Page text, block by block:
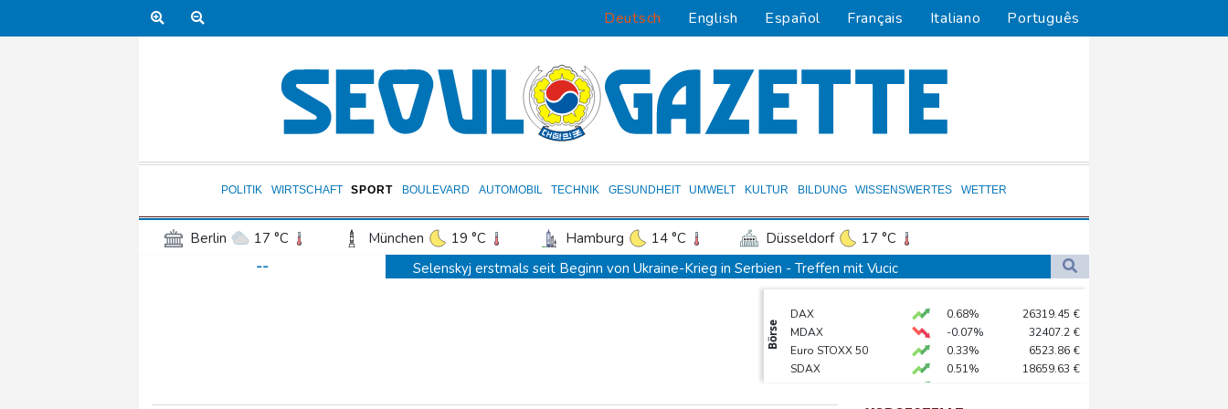
Deutsch English Español Français Italiano Português
POLITIK WIRTSCHAFT SPORT BOULEVARD AUTOMOBIL TECHNIK GESUNDHEIT UMWELT KULTUR BILDUNG WISSENSWERTES WETTER
Berlin 17 °C München 19 °C Hamburg 14 °C Düsseldorf
17 °C
Frankfurt am Main
Potsdam 17 °C Leipzig 17 °C Dortmund
Bremen
Wien
--
Selenskyj erstmals seit Beginn von Ukraine-Krieg in Serbien - Treffen mit Vucic
Trump macht erneut Druck auf Zentralbank-Vorständin Cook
Eurojackpot geknackt: Mehr als 32 Millionen Euro gehen nach Nordrhein-Westfalen
Börse
DAX 0.68% 26319.45 €
MDAX
-0.07% 32407.2 €
Euro STOXX 50
0.33% 6523.86 €
SDAX
0.51% 18659.63 €
Goldpreis
2.31%